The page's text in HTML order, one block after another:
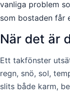
vanliga problem
som bostaden
När det är
Ett takfönster
regn, snö, sol,
slits både karm,